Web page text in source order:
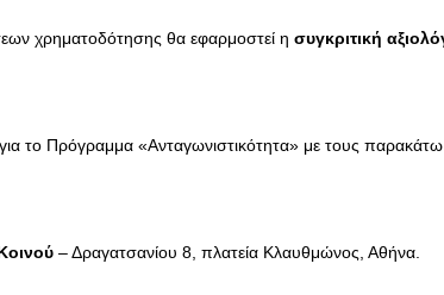
χρηματοδότησης θα εφαρμοστεί η συγκριτική
το Πρόγραμμα «Ανταγωνιστικότητα» με τους
– Δραγατσανίου 8, πλατεία Κλαυθμώνος, Αθήνα.